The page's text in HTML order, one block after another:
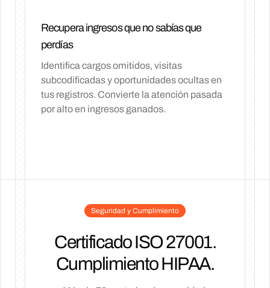
Recupera ingresos que no sabías que
perdías
Identifica cargos omitidos, visitas
subcodificadas y oportunidades ocultas en
tus registros. Convierte la atención pasada
por alto en ingresos ganados.
Seguridad y Cumplimiento
Certificado ISO 27001.
Cumplimiento HIPAA.